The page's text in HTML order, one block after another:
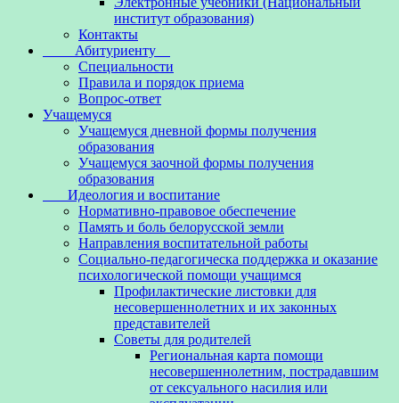
институт образования)
Контакты
Абитуриенту
Специальности
Правила и порядок приема
Вопрос-ответ
Учащемуся
Учащемуся дневной формы получения
образования
Учащемуся заочной формы получения
образования
Идеология и воспитание
Нормативно-правовое обеспечение
Память и боль белорусской земли
Направления воспитательной работы
Социально-педагогическа поддержка и оказание
психологической помощи учащимся
Профилактические листовки для
несовершеннолетних и их законных
представителей
Советы для родителей
Региональная карта помощи
несовершеннолетним, пострадавшим
от сексуального насилия или